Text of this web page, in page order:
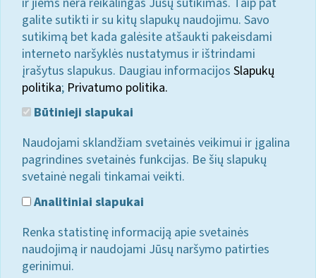
galite sutikti ir su kitų slapukų naudojimu. Savo
sutikimą bet kada galėsite atšaukti pakeisdami
interneto naršyklės nustatymus ir ištrindami
įrašytus slapukus. Daugiau informacijos Slapukų
politika; Privatumo politika.
Būtinieji slapukai
Naudojami sklandžiam svetainės veikimui ir įgalina
pagrindines svetainės funkcijas. Be šių slapukų
svetainė negali tinkamai veikti.
Analitiniai slapukai
Renka statistinę informaciją apie svetainės
naudojimą ir naudojami Jūsų naršymo patirties
gerinimui.